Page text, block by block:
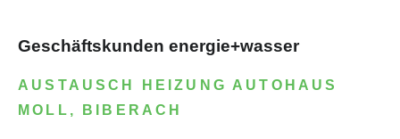
Geschäftskunden energie+wasser
AUSTAUSCH HEIZUNG AUTOHAUS
MOLL, BIBERACH